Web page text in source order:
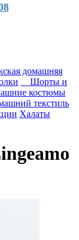
домашняя
Шорты и
костюмы
текстиль
Халаты